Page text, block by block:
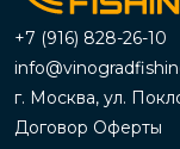
+7 (916) 828-26-10
г. Москва, ул.
Договор Оферты